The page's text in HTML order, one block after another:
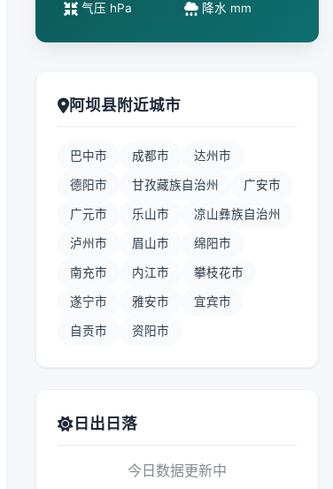
气压 hPa 降水 mm
阿坝县附近城市
巴中市 成都市 达州市
德阳市 甘孜藏族自治州 广安市
广元市 乐山市 凉山彝族自治州
泸州市 眉山市 绵阳市
南充市 内江市 攀枝花市
遂宁市 雅安市 宜宾市
自贡市 资阳市
日出日落
今日数据更新中